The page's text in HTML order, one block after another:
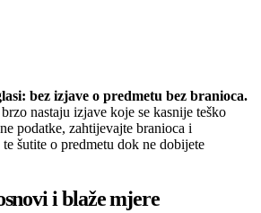
bez izjave o predmetu bez branioca.
nastaju izjave koje se kasnije teško
podatke, zahtijevajte branioca i
šutite o predmetu dok ne dobijete
i blaže mjere